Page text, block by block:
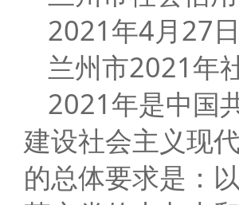
2021年4月27日
兰州市2021年
2021年是中国
建设社会主义现
的总体要求是：